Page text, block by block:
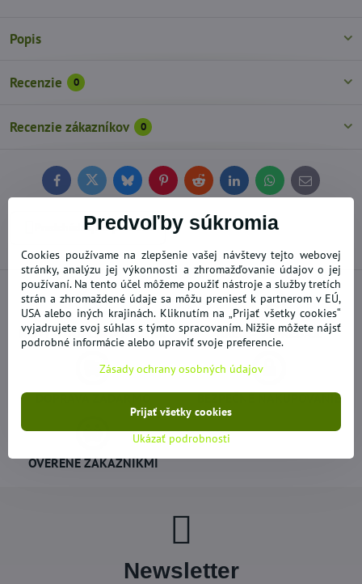
Popis
Recenzie 0
Recenzie zákazníkov 0
FacebookTwitterBlueskyPinterestReddit LinkedInWhatsApp
E-
mail
Predchádzajúci produkt
NOVÝ A DOPLNENÝ TOVAR AKCIE - VÝPREDAJE
DOPRAVA ZADARMO BEZPEČNÉ NAKUPOVANIE
OVERENÉ ZÁKAZNÍKMI
Newsletter
Predvoľby súkromia
Cookies používame na zlepšenie vašej návštevy tejto webovej
stránky, analýzu jej výkonnosti a zhromažďovanie údajov o jej
používaní. Na tento účel môžeme použiť nástroje a služby tretích
strán a zhromaždené údaje sa môžu preniesť k partnerom v EÚ,
USA alebo iných krajinách. Kliknutím na „Prijať všetky cookies“
vyjadrujete svoj súhlas s týmto spracovaním. Nižšie môžete nájsť
podrobné informácie alebo upraviť svoje preferencie.
Zásady ochrany osobných údajov
Ukázať podrobnosti
Prijať všetky cookies